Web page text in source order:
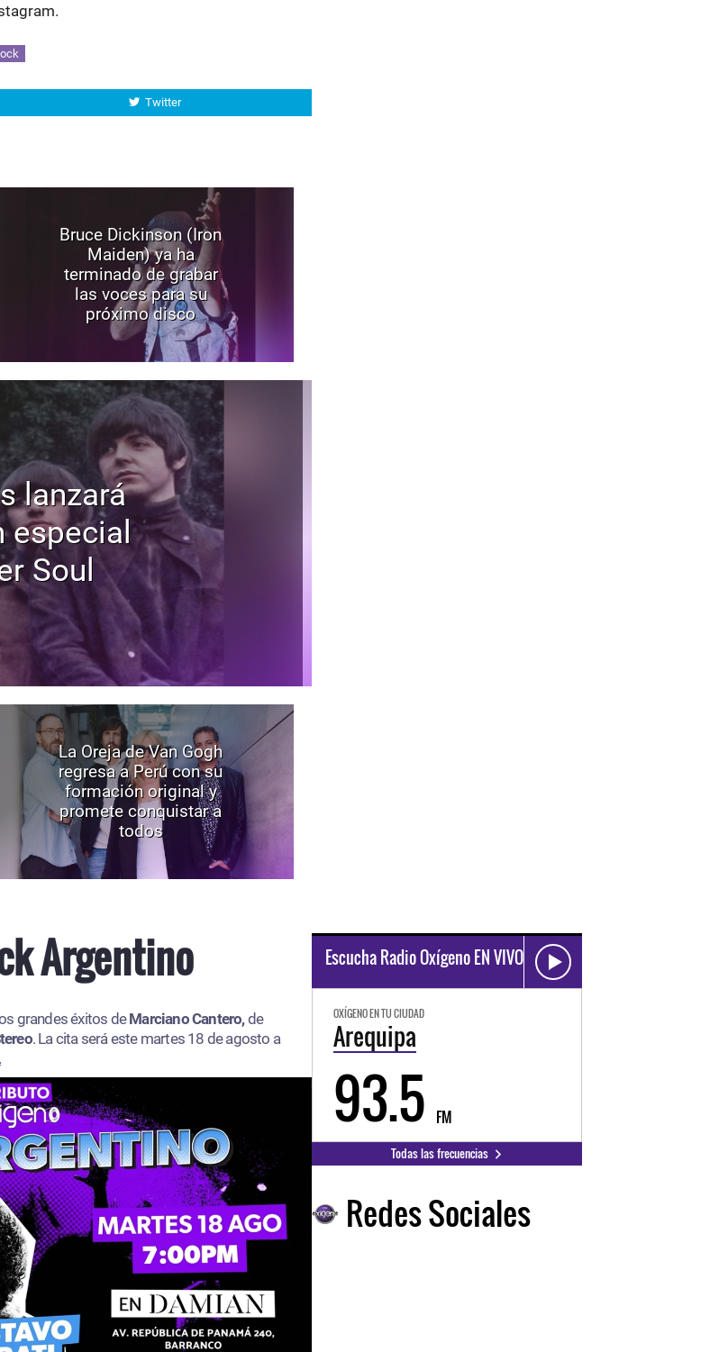
Twitter
Bruce Dickinson (Iron
Maiden) ya ha
terminado de grabar
las voces para su
próximo disco
lanzará
especial
Soul
La Oreja de Van Gogh
regresa a Perú con su
formación original y
promete conquistar a
todos
Argentino
grandes éxitos deMarciano Cantero,de
. La cita será este martes 18 de agosto a
Escucha Radio Oxígeno EN VIVO
OXÍGENO EN TU CIUDAD
Arequipa
93.5 FM
Todas las frecuencias
Redes Sociales